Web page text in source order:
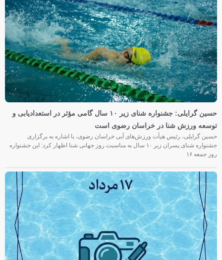
حسین گرایلی: جشنواره شنای زیر ۱۰ سال گامی مؤثر در استعدادیابی و
توسعه ورزش شنا در خراسان رضوی است
حسین گرایلی، رئیس هیأت ورزش‌های آبی خراسان رضوی، با اشاره به برگزاری
جشنواره شنای پسران زیر ۱۰ سال به مناسبت روز جهانی شنا اظهار کرد: این جشنواره
روز جمعه‌ ۱۶